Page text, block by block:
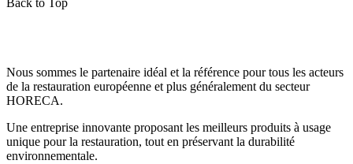
Back to Top
Nous sommes le partenaire idéal et la référence pour tous les acteurs
de la restauration européenne et plus généralement du secteur
HORECA.
Une entreprise innovante proposant les meilleurs produits à usage
unique pour la restauration, tout en préservant la durabilité
environnementale.